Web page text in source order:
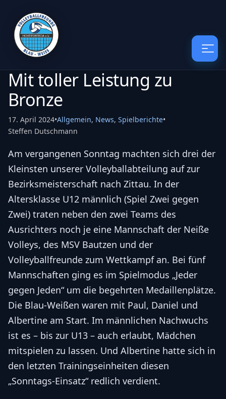
Mit toller Leistung zu
Bronze
17. April 2024•Allgemein, News, Spielberichte•
Steffen Dutschmann
Am vergangenen Sonntag machten sich drei der
Kleinsten unserer Volleyballabteilung auf zur
Bezirksmeisterschaft nach Zittau. In der
Altersklasse U12 männlich (Spiel Zwei gegen
Zwei) traten neben den zwei Teams des
Ausrichters noch je eine Mannschaft der Neiße
Volleys, des MSV Bautzen und der
Volleyballfreunde zum Wettkampf an. Bei fünf
Mannschaften ging es im Spielmodus „Jeder
gegen Jeden“ um die begehrten Medaillenplätze.
Die Blau-Weißen waren mit Paul, Daniel und
Albertine am Start. Im männlichen Nachwuchs
ist es – bis zur U13 – auch erlaubt, Mädchen
mitspielen zu lassen. Und Albertine hatte sich in
den letzten Trainingseinheiten diesen
„Sonntags-Einsatz“ redlich verdient.